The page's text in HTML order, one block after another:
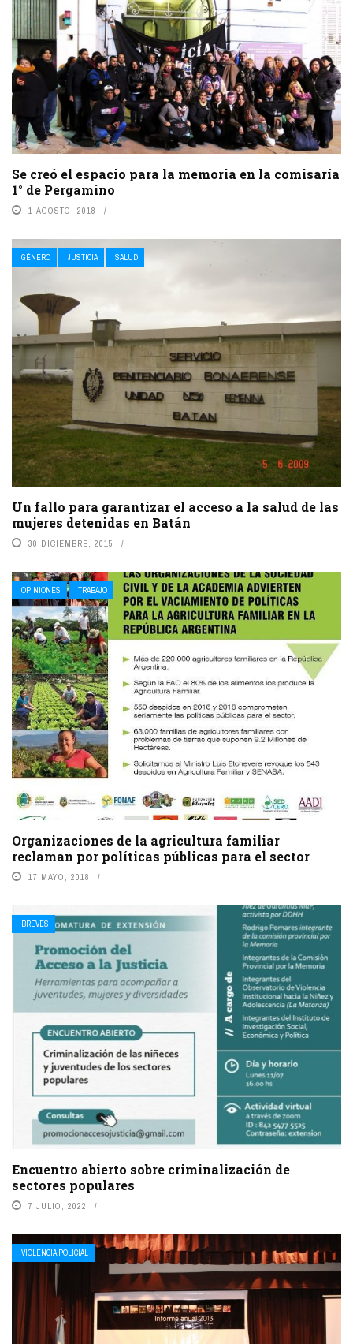
Se creó el espacio para la memoria en la comisaría
1° de Pergamino
1 AGOSTO, 2018
GÉNERO JUSTICIA SALUD
Un fallo para garantizar el acceso a la salud de las
mujeres detenidas en Batán
30 DICIEMBRE, 2015
OPINIONES TRABAJO
Organizaciones de la agricultura familiar
reclaman por políticas públicas para el sector
17 MAYO, 2018
BREVES
Encuentro abierto sobre criminalización de
sectores populares
7 JULIO, 2022
VIOLENCIA POLICIAL